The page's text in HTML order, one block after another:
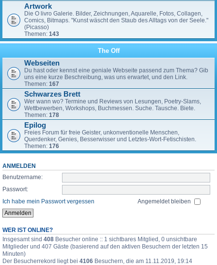
Artwork
Die O livro Galerie. Bilder, Zeichnungen, Aquarelle, Fotos, Collagen,
Comics, Bitmaps. "Kunst wäscht den Staub des Alltags von der Seele."
(Picasso)
Themen: 143
The Off
Webseiten
Du hast oder kennst eine geniale Webseite passend zum Thema? Gib
uns eine kurze Beschreibung, was uns erwartet, und den Link.
Themen: 167
Schwarzes Brett
Wer wann wo? Termine und Reviews von Lesungen, Poetry-Slams,
Wettbewerben, Workshops, Buchmessen. Suche. Tausche. Biete.
Themen: 178
Epilog
Freies Forum für freie Geister, unkonventionelle Menschen,
Querdenker, Genies, Besserwisser und Letztes-Wort-Fetischisten.
Themen: 176
ANMELDEN
Benutzername:
Passwort:
Ich habe mein Passwort vergessen
Angemeldet bleiben
WER IST ONLINE?
Insgesamt sind 408 Besucher online :: 1 sichtbares Mitglied, 0 unsichtbare
Mitglieder und 407 Gäste (basierend auf den aktiven Besuchern der letzten 15
Minuten)
Der Besucherrekord liegt bei 4106 Besuchern, die am 11.11.2019, 19:14